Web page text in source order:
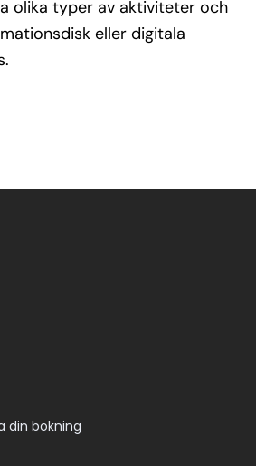
olika typer av aktiviteter och
eller digitala
din bokning